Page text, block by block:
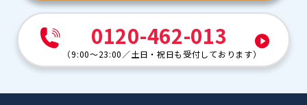
0120-462-013
（9:00～23:00 ／土日・祝日も受付しております）